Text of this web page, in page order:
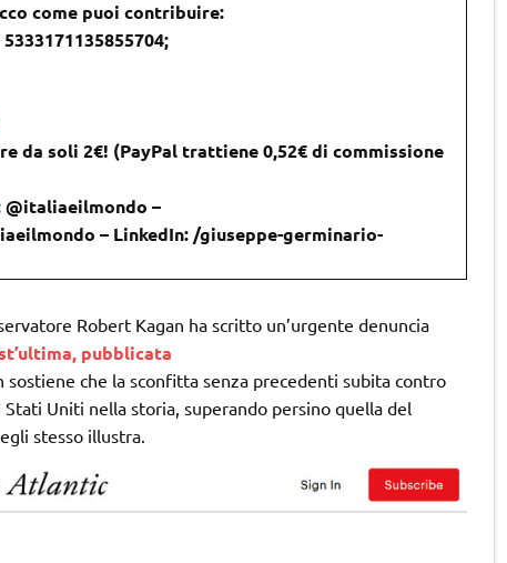
come puoi contribuire:
da soli 2€! (PayPal trattiene 0,52€ di commissione
@italiaeilmondo –
– LinkedIn: /giuseppe-germinario-
Robert Kagan ha scritto un’urgente denuncia
pubblicata
sostiene che la sconfitta senza precedenti subita contro
Uniti nella storia, superando persino quella del
stesso illustra.